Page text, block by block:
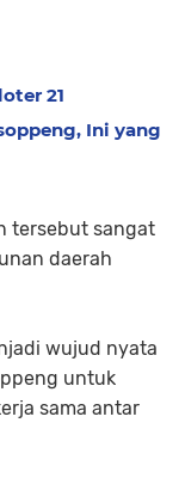
21
Ini yang
tersebut sangat
daerah
wujud nyata
untuk
sama antar